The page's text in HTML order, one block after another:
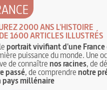
2000 ANS L'HISTOIRE
1600 ARTICLES ILLUSTRÉS
portrait vivifiant d'une France
puissance du monde. Une
de connaîtrenos racines, de
passé, de comprendrenotre
millénaire